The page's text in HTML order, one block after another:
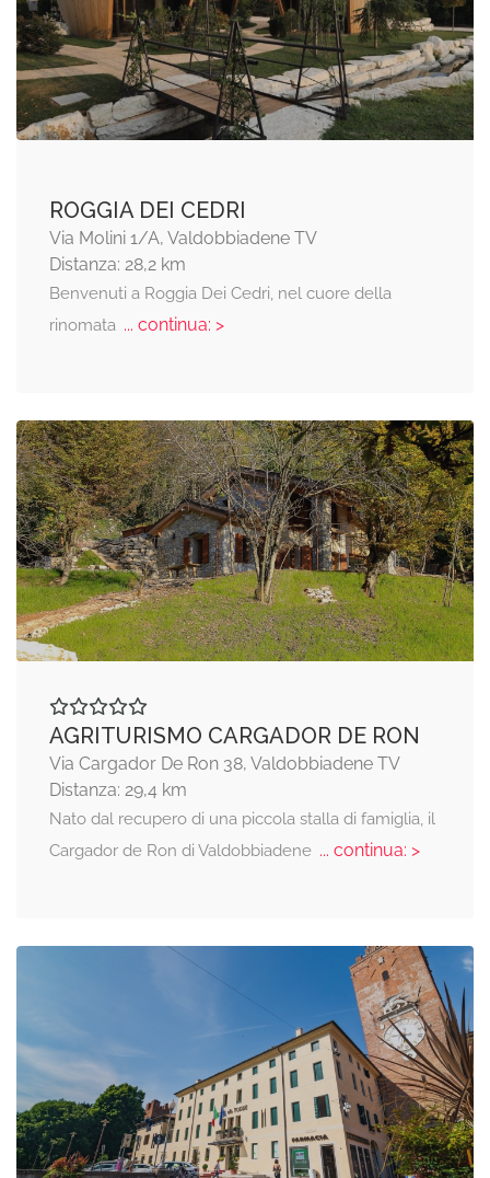
ROGGIA DEI CEDRI
Via Molini 1/A, Valdobbiadene TV
Distanza: 28,2 km
Benvenuti a Roggia Dei Cedri, nel cuore della
rinomata... continua: >
AGRITURISMO CARGADOR DE RON
Via Cargador De Ron 38, Valdobbiadene TV
Distanza: 29,4 km
Nato dal recupero di una piccola stalla di famiglia, il
Cargador de Ron di Valdobbiadene... continua: >